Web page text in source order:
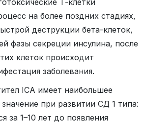
на более поздних стадиях,
деструкции бета-клеток,
фазы секреции инсулина, после
клеток происходит
заболевания.
ICA имеет наибольшее
при развитии СД 1 типа:
за 1–10 лет до появления